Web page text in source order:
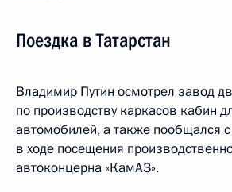
Поездка в Татарстан
Владимир Путин осмотрел завод
по производству каркасов кабин
автомобилей, а также пообщался
в ходе посещения
автоконцерна «КамАЗ».